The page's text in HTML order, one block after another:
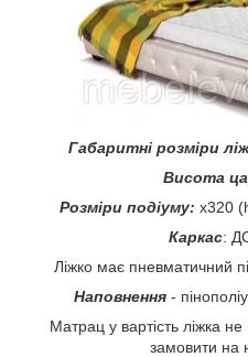
Габаритні розміри
Висота
Розміри подіуму: x320
Каркас:
Ліжко має пневматичний
Наповнення -
Матрац у вартість ліжка не
замовити на